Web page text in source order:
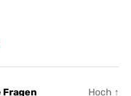
Hoch ↑